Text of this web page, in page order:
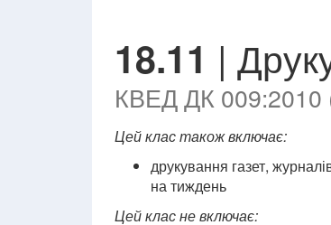
18.11 |
КВЕД ДК 009:2010
Цей клас також включає:
друкування газет,
на тиждень
Цей клас не включає: